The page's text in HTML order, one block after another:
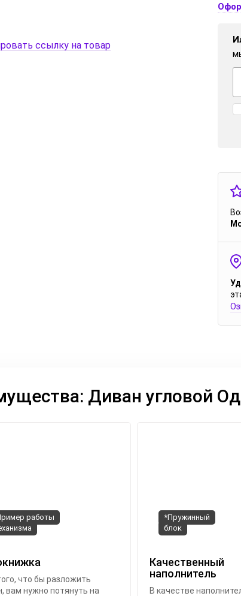
ссылку на товар
Диван угловой
работы
что бы разложить
вам нужно потянуть на
*Пружинный
блок
Качественный
наполнитель
В качестве